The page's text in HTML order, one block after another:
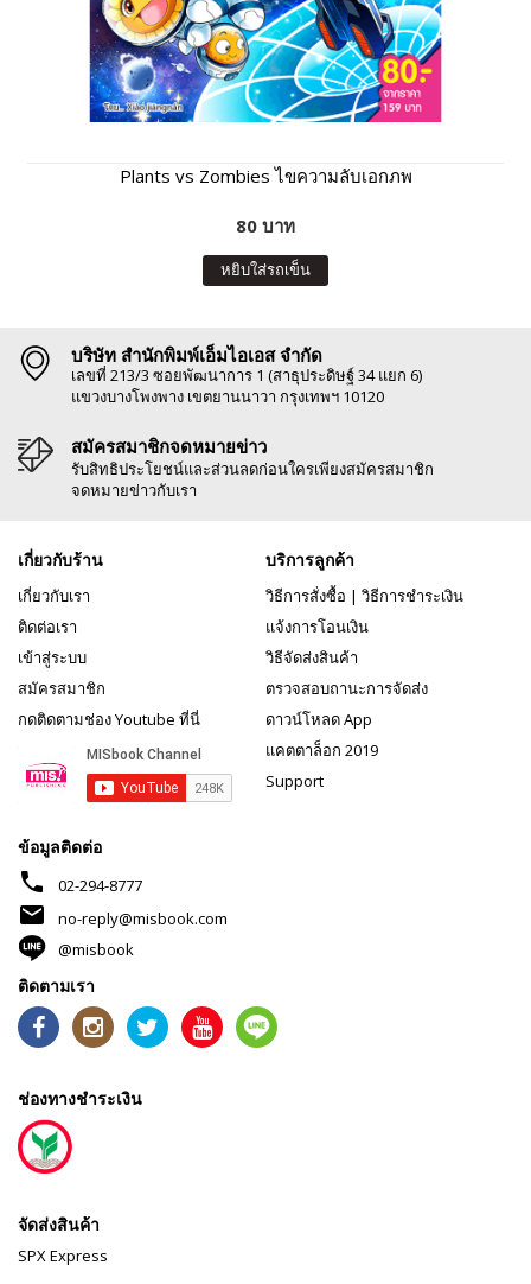
Plants vs Zombies ไขความลับเอกภพ
80 บาท
หยิบใส่รถเข็น
บริษัท สำนักพิมพ์เอ็มไอเอส จำกัด
เลขที่ 213/3 ซอยพัฒนาการ 1 (สาธุประดิษฐ์ 34 แยก 6)
แขวงบางโพงพาง เขตยานนาวา กรุงเทพฯ 10120
สมัครสมาชิกจดหมายข่าว
รับสิทธิประโยชน์และส่วนลดก่อนใครเพียงสมัครสมาชิก
จดหมายข่าวกับเรา
เกี่ยวกับร้าน
เกี่ยวกับเรา
ติดต่อเรา
เข้าสู่ระบบ
สมัครสมาชิก
กดติดตามช่อง Youtube ที่นี่
บริการลูกค้า
วิธีการสั่งซื้อ | วิธีการชำระเงิน
แจ้งการโอนเงิน
วิธีจัดส่งสินค้า
ตรวจสอบถานะการจัดส่ง
ดาวน์โหลด App
แคตตาล็อก 2019
Support
ข้อมูลติดต่อ
phone 02-294-8777
mail
no-reply@misbook.com
@misbook
ติดตามเรา
ช่องทางชำระเงิน
จัดส่งสินค้า
SPX Express